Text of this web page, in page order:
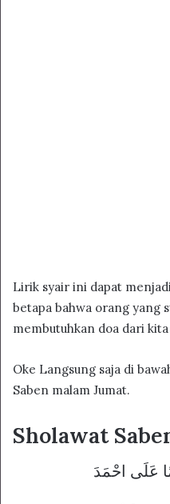
Lirik syair ini dapat
betapa bahwa orang yang
membutuhkan doa dari
Oke Langsung saja di
Saben malam Jumat.
Sholawat
عَلَى احْمَدَ